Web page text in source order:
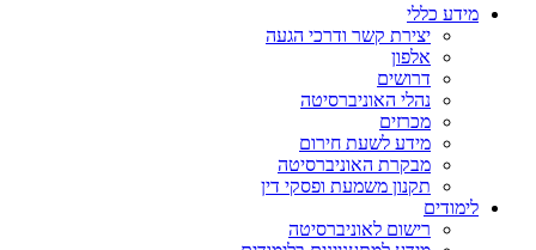
מידע כללי
יצירת קשר ודרכי הגעה
אלפון
דרושים
נהלי האוניברסיטה
מכרזים
מידע לשעת חירום
מבקרת האוניברסיטה
תקנון משמעת ופסקי דין
לימודים
רישום לאוניברסיטה